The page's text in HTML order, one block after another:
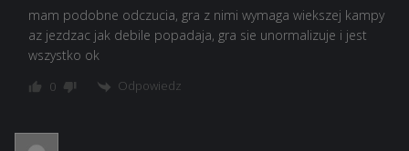
mam podobne odczucia, gra z nimi wymaga wiekszej kampy
az jezdzac jak debile popadaja, gra sie unormalizuje i jest
wszystko ok
0 Odpowiedz